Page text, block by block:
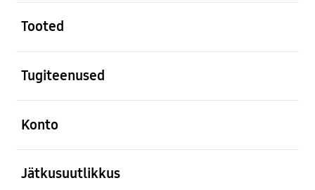
Tooted
Tugiteenused
Konto
Jätkusuutlikkus